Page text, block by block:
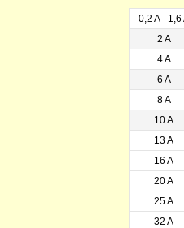
0,2 A - 1,6
2 A
4 A
6 A
8 A
10 A
13 A
16 A
20 A
25 A
32 A